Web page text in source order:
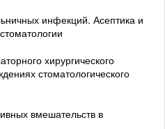
инфекций. Асептика и
хирургического
стоматологического
вмешательств в